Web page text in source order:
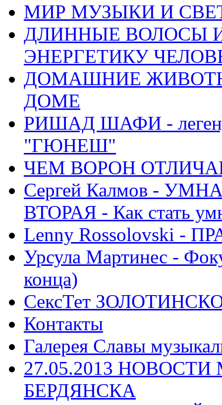
МИР МУЗЫКИ И
ДЛИННЫЕ ВОЛОСЫ
ЭНЕРГЕТИКУ
ДОМАШНИЕ
ДОМЕ
РИШАД ШАФИ -
"ГЮНЕШ"
ЧЕМ ВОРОН
Сергей Калмов -
ВТОРАЯ - Как стать
Lenny Rossolovski -
Урсула Мартинес -
конца)
СексТет
Контакты
Галерея Славы
27.05.2013
БЕРДЯНСКА